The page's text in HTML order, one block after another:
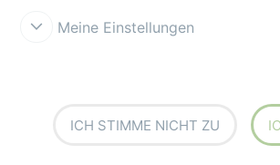
Meine Einstellungen
ICH STIMME NICHT ZU